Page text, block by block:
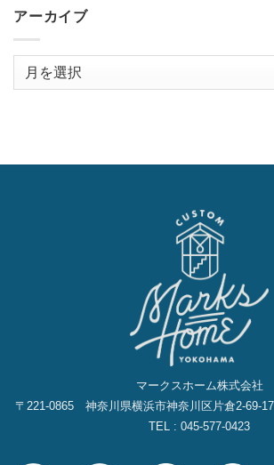
アーカイブ
ー
マークスホーム株式会社
〒221-0865 神奈川県横浜市神奈川区片倉
TEL : 045-577-0423